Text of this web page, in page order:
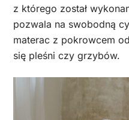
z którego został
pozwala na swobodną
materac z pokrowcem
się pleśni czy grzybów.